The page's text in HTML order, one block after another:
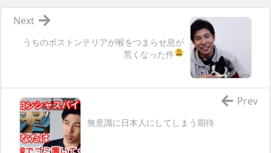
うちのボストンテリアが喉をつまらせ息が
荒くなった件
Next
無意識に日本人にしてしまう期待
Prev